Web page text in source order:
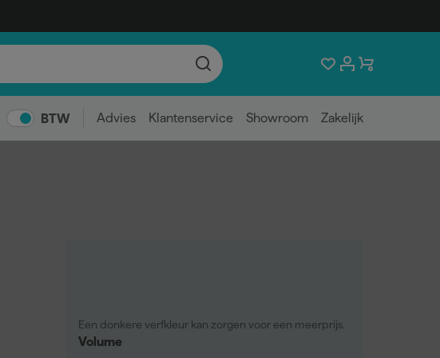
BTW Advies Klantenservice Showroom Zakelijk
Een donkere verfkleur kan zorgen voor een meerprijs.
Volume